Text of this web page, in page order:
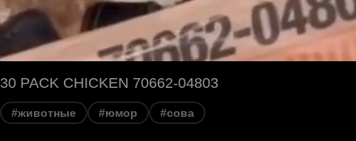
30 PACK CHICKEN 70662-04803
#животные #юмор #сова